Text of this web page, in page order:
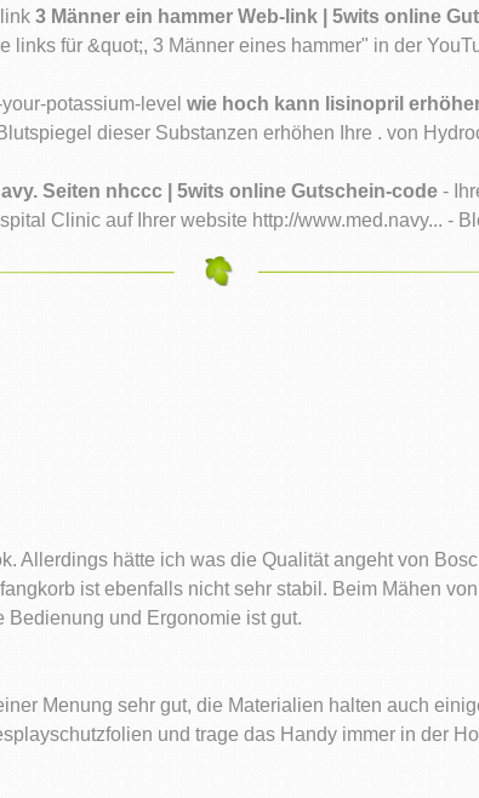
link3 Männer ein hammer Web-link | 5wits online
für &quot;, 3 Männer eines hammer" in der
potassium-levelwie hoch kann lisinopril
dieser Substanzen erhöhen Ihre . von
Seiten nhccc | 5wits online Gutschein-code -
Clinic auf Ihrer website http://www.med.navy... -
Allerdings hätte ich was die Qualität angeht von
ist ebenfalls nicht sehr stabil. Beim Mähen
und Ergonomie ist gut.
Menung sehr gut, die Materialien halten auch
und trage das Handy immer in der